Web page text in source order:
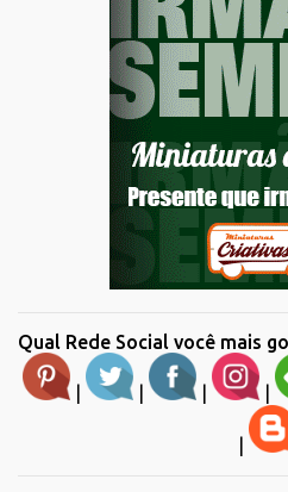
Qual Rede Social você mais
| | | |